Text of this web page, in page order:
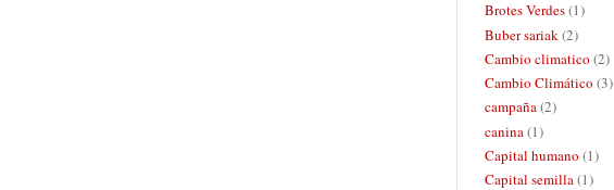
Brotes Verdes(1)
Buber sariak (2)
Cambio climatico (2)
Cambio Climático (3)
campaña(2)
canina (1)
Capital humano (1)
Capital semilla(1)